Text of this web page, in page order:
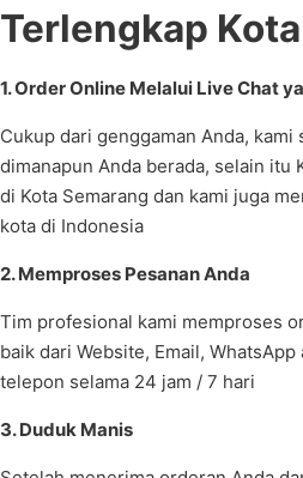
Terlengkap
1. Order Online Melalui Live Chat
Cukup dari genggaman Anda, kami
dimanapun Anda berada, selain itu
di Kota Semarang dan kami juga
kota di Indonesia
2. Memproses Pesanan Anda
Tim profesional kami memproses
baik dari Website, Email,
telepon selama 24 jam / 7 hari
3. Duduk Manis